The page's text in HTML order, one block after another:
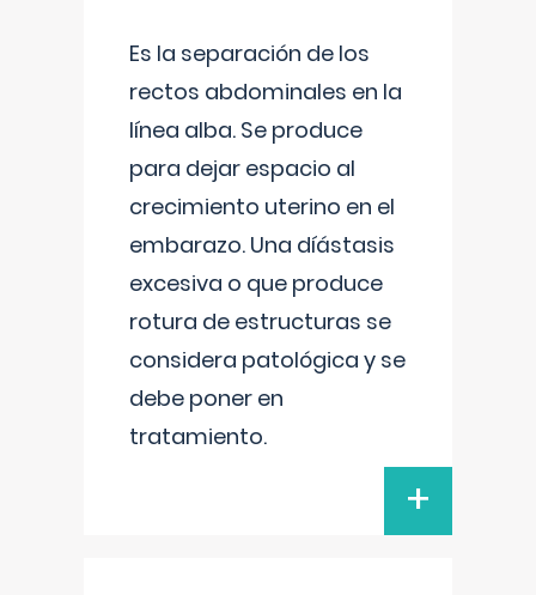
Es la separación de los
rectos abdominales en la
línea alba. Se produce
para dejar espacio al
crecimiento uterino en el
embarazo. Una díástasis
excesiva o que produce
rotura de estructuras se
considera patológica y se
debe poner en
tratamiento.
+